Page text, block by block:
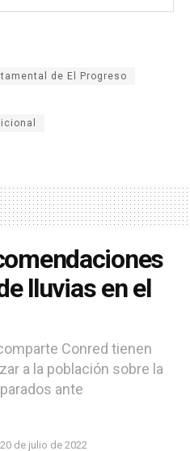
de El Progreso
lluvias en el
Conred tienen
a la población sobre la
ante
20 de julio de 2022